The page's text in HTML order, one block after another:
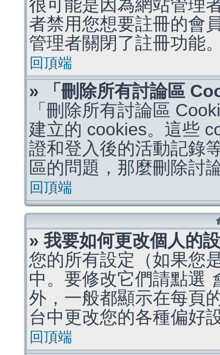
很可能是因為網站管理
者禁用您想要註冊的會
管理者關閉了註冊功能
回頂端
» 「刪除所有討論區
「刪除所有討論區
建立的 cookies。這些
證和登入後的活動記錄
區的問題，那麼刪除討
回頂端
» 我要如何更改個人的
您的所有設定（如果您
中。要修改它們請點選
外，一般都顯示在每頁
台中更改您的各種偏好
回頂端